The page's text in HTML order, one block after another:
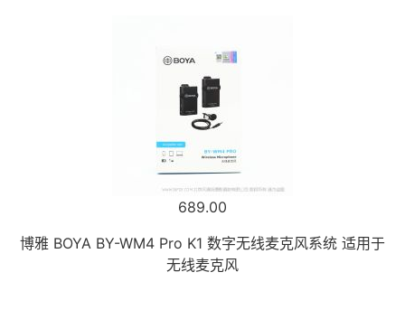
689.00
博雅 BOYA BY-WM4 Pro K1 数字无线麦克风系统 适用于
无线麦克风